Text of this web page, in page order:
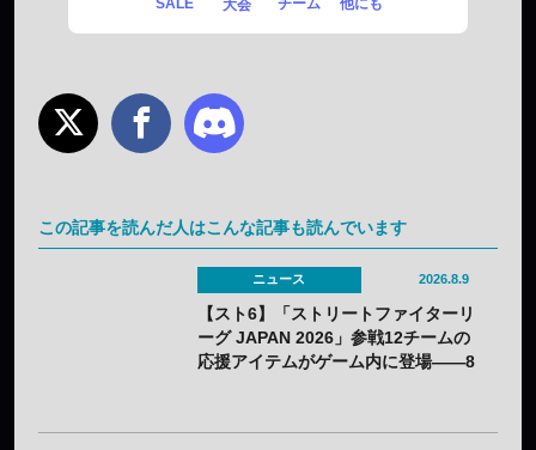
SALE 大会 チーム 他にも
この記事を読んだ人はこんな記事も読んでいます
ニュース 2026.8.9
【スト6】「ストリートファイターリ
ーグ JAPAN 2026」参戦12チームの
応援アイテムがゲーム内に登場——8